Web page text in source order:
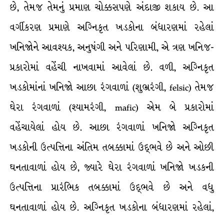
છે, તેમજ તેમનું પ્રમાણ ચોક્કસપણે અંદાજી શકાય છે. આ
વર્ગીકરણ પ્રમાણે અગ્નિકૃત ખડકોના બંધારણમાં રહેલાં
ખનિજોને આવશ્યક, અનુષંગી અને પરિણામી, એ ત્રણ ખનિજ-
પ્રકારોમાં વહેંચી નાખવામાં આવેલાં છે. વળી, અગ્નિકૃત
ખડકોમાંનાં ખનિજો આછા રંગવાળાં (શુભ્રરંગી, felsic) તેમજ
ઘેરા રંગવાળાં (શ્યામરંગી, mafic) એમ બે પ્રકારોમાં
વહેંચાયેલાં હોય છે. આછા રંગવાળાં ખનિજો અગ્નિકૃત
ખડકોની ઉત્પત્તિના અંતિમ તબક્કામાં ઉદ્ભવે છે અને ઓછી
ઘનતાવાળાં હોય છે, જ્યારે ઘેરા રંગવાળાં ખનિજો ખડકની
ઉત્પત્તિના પ્રારંભિક તબક્કામાં ઉદ્ભવે છે અને વધુ
ઘનતાવાળાં હોય છે. અગ્નિકૃત ખડકોના બંધારણમાં રહેલાં,